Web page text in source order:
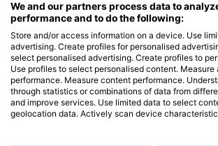
Underpressure Watersports
Forsthausstr. 4b, 4852
Weyregg am Attersee, Nước
Áo
Sharktime-Divecenter, Peter Regenhart
Breitwiesergutstraße 50
Geschäftszeile, 4020 Linz,
Nước Áo
Tauchsport Steininger
Siglgasse 48, 2700 Wr.
We and our partners process data to
performance and to do the following:
Store and/or access information on a device. Use
advertising. Create profiles for personalised
select personalised advertising. Create profiles to
Use profiles to select personalised content. Measure
performance. Measure content performance.
through statistics or combinations of data from
and improve services. Use limited data to select
geolocation data. Actively scan device